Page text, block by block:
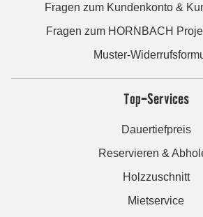
Fragen zum Kundenkonto &
Fragen zum HORNBACH
Muster-
Top-Services
Dauertiefpreis
Reservieren &
Holzzuschnitt
Mietservice